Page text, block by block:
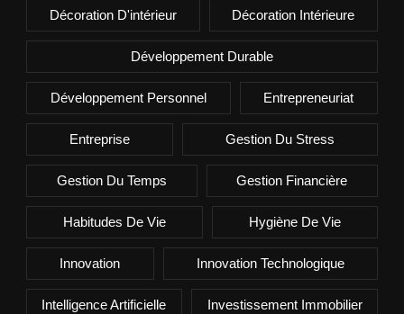
Décoration D'intérieur Décoration Intérieure
Développement Durable
Développement Personnel Entrepreneuriat
Entreprise Gestion Du Stress
Gestion Du Temps Gestion Financière
Habitudes De Vie Hygiène De Vie
Innovation Innovation Technologique
Intelligence Artificielle Investissement Immobilier